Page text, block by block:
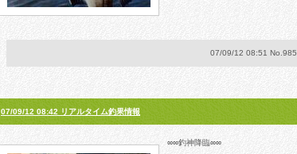
07/09/12 08:51 No.985
07/09/12 08:42 リアルタイム釣果情報
∞∞釣神降臨∞∞